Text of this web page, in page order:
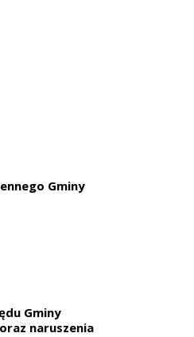
Gminy
Gminy
naruszenia